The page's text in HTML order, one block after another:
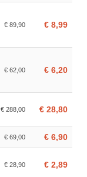
€ 89,90 € 8,99
€ 62,00 € 6,20
€ 288,00 € 28,80
€ 69,00 € 6,90
€ 28,90 € 2,89